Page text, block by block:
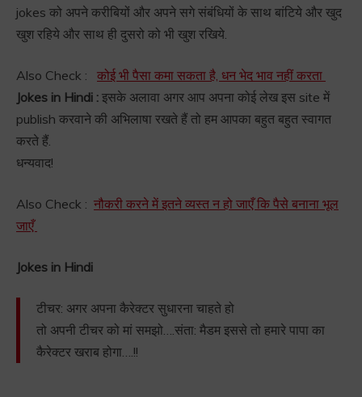
jokes को अपने करीबियों और अपने सगे संबंधियों के साथ बांटिये और खुद
खुश रहिये और साथ ही दुसरो को भी खुश रखिये.
Also Check : कोई भी पैसा कमा सकता है, धन भेद भाव नहीं करता
Jokes in Hindi : इसके अलावा अगर आप अपना कोई लेख इस site में
publish करवाने की अभिलाषा रखते हैं तो हम आपका बहुत बहुत स्वागत
करते हैं.
धन्यवाद!
Also Check : नौकरी करने में इतने व्यस्त न हो जाएँ कि पैसे बनाना भूल
जाएँ
Jokes in Hindi
टीचर: अगर अपना कैरेक्टर सुधारना चाहते हो
तो अपनी टीचर को मां समझो….संता: मैडम इससे तो हमारे पापा का
कैरेक्टर खराब होगा….!!